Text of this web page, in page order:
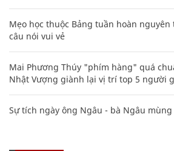
Mẹo học thuộc Bảng tuần hoàn
câu nói vui vẻ
Mai Phương Thúy "phím hàng" quá
Nhật Vượng giành lại vị trí top 5 người
Sự tích ngày ông Ngâu - bà Ngâu